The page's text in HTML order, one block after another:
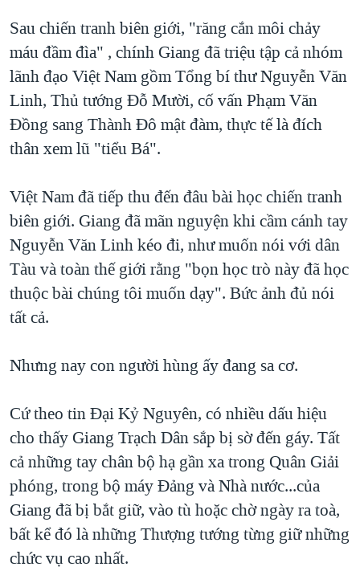
Sau chiến tranh biên giới, "răng cắn môi chảy
máu đầm đìa" , chính Giang đã triệu tập cả nhóm
lãnh đạo Việt Nam gồm Tổng bí thư Nguyễn Văn
Linh, Thủ tướng Đỗ Mười, cố vấn Phạm Văn
Đồng sang Thành Đô mật đàm, thực tế là đích
thân xem lũ "tiểu Bá".
Việt Nam đã tiếp thu đến đâu bài học chiến tranh
biên giới. Giang đã mãn nguyện khi cầm cánh tay
Nguyễn Văn Linh kéo đi, như muốn nói với dân
Tàu và toàn thế giới rằng "bọn học trò này đã học
thuộc bài chúng tôi muốn dạy". Bức ảnh đủ nói
tất cả.
Nhưng nay con người hùng ấy đang sa cơ.
Cứ theo tin Đại Kỷ Nguyên, có nhiều dấu hiệu
cho thấy Giang Trạch Dân sắp bị sờ đến gáy. Tất
cả những tay chân bộ hạ gần xa trong Quân Giải
phóng, trong bộ máy Đảng và Nhà nước...của
Giang đã bị bắt giữ, vào tù hoặc chờ ngày ra toà,
bất kể đó là những Thượng tướng từng giữ những
chức vụ cao nhất.